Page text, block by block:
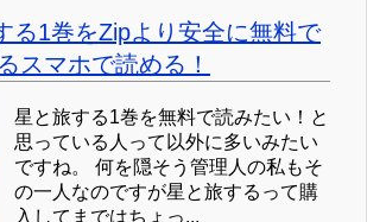
る1巻をZipより安全に無料で
スマホで読める！
星と旅する1巻を無料で読みたい！と
思っている人って以外に多いみたい
ですね。 何を隠そう管理人の私もそ
の一人なのですが星と旅するって購
入してまではちょっ...